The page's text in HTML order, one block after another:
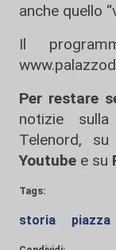
anche quello
Il
Per restare
notizie
Telenord, su
Youtube e su
Tags:
storia piazza